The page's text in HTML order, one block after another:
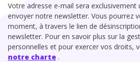
Votre adresse e-mail sera exclusivement
envoyer notre newsletter. Vous pourrez
moment, à travers le lien de
newsletter. Pour en savoir plus sur la
personnelles et pour exercer vos droits,
notre charte .